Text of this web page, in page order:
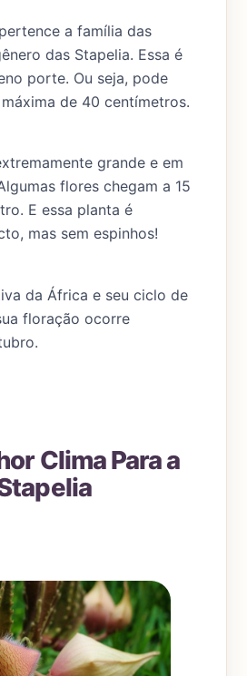
a família das
das Stapelia. Essa é
porte. Ou seja, pode
de 40 centímetros.
grande e em
flores chegam a 15
E essa planta é
mas sem espinhos!
da África e seu ciclo de
floração ocorre
Clima Para a